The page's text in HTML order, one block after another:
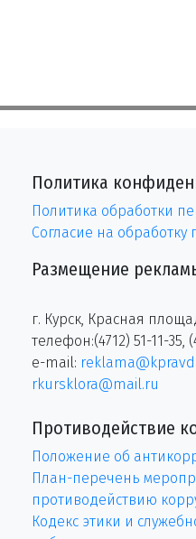
Политика
Политика обработки
Согласие на
Размещение
г. Курск, Красная
телефон:(4712) 51-11-35,
e-mail:
rkursklora@mail.ru
Противодействие
Положение об
План-перечень
противодействию
Кодекс этики и